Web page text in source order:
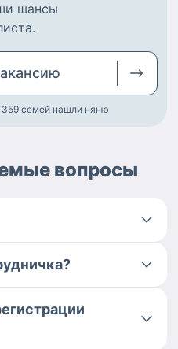
шансы
.
359 семей нашли няню
вопросы